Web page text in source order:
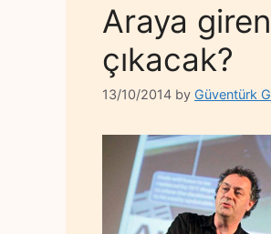
Araya
çıkacak?
13/10/2014 by Güventürk